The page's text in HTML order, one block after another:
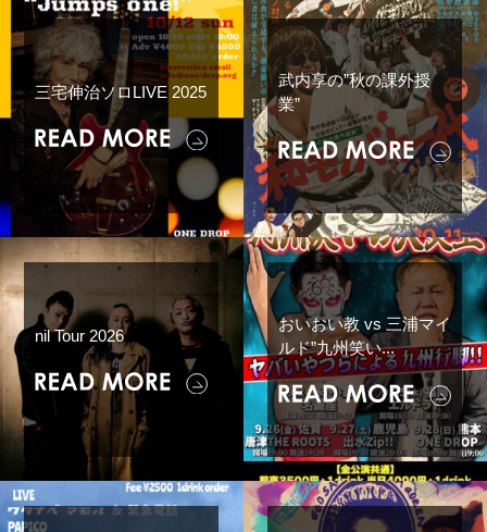
三宅伸治ソロLIVE 2025
武内享の”秋の課外授
業”
nil Tour 2026
おいおい教 vs 三浦マイ
ルド”九州笑い...